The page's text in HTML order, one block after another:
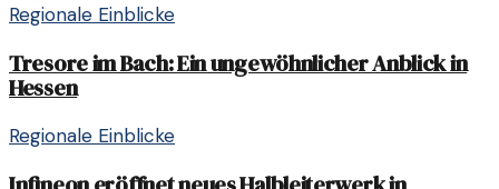
Regionale Einblicke
Tresore im Bach: Ein ungewöhnlicher Anblick in
Hessen
Regionale Einblicke